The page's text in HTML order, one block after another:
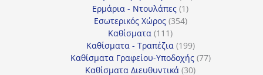
Ερμάρια - Ντουλάπες 11
προϊόν
Εσωτερικός Χώρος 354354
Καθίσματα 111111
προϊόντα
Καθίσματα - Τραπέζια 199199
προϊόντα
Καθίσματα Γραφείου-Υποδοχής 7777
Καθίσματα Διευθυντικά 3030